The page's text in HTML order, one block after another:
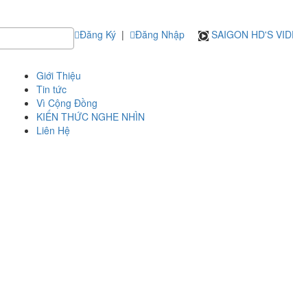
Đăng Ký | Đăng Nhập SAIGON HD'S
Giới Thiệu
Tin tức
Vì Cộng Đồng
KIẾN THỨC NGHE NHÌN
Liên Hệ